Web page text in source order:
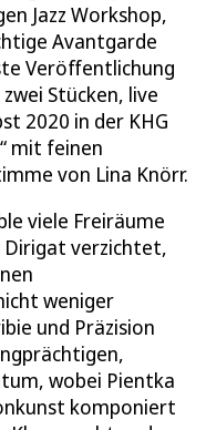
Jazz Workshop,
Avantgarde
Veröffentlichung
Stücken, live
2020 in der KHG
mit feinen
von Lina Knörr.
viele Freiräume
Dirigat verzichtet,
weniger
und Präzision
wobei Pientka
komponiert